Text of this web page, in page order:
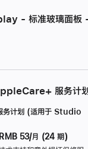
- 标准玻璃面板 -
服务计划
计划 (适用于 Studio
RMB 53/月 (24 期)